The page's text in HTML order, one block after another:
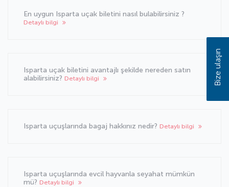
En uygun Isparta uçak biletini nasıl bulabilirsiniz ?
Detaylı bilgi
Isparta uçak biletini avantajlı şekilde nereden satın
alabilirsiniz? Detaylı bilgi
Isparta uçuşlarında bagaj hakkınız nedir? Detaylı bilgi
Isparta uçuşlarında evcil hayvanla seyahat mümkün
mü? Detaylı bilgi
Bize ulaşın